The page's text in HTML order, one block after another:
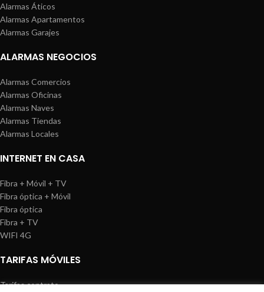
Alarmas Áticos
Alarmas Apartamentos
Alarmas Garajes
ALARMAS NEGOCIOS
Alarmas Comercios
Alarmas Oficinas
Alarmas Naves
Alarmas Tiendas
Alarmas Locales
INTERNET EN CASA
Fibra + Móvil + TV
Fibra óptica + Móvil
Fibra óptica
Fibra + TV
WIFI 4G
TARIFAS MÓVILES
Tarifas contrato